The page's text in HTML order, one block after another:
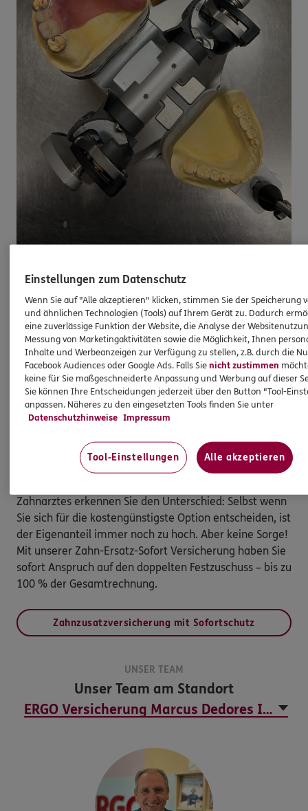
Sofortschutz
Entdecken Sie die Vorteile einer
Zahnzusatzversicherung mit Sofortschutz. Bei uns
erhalten Sie Leistungen ohne lästige Wartezeiten –
sogar bei laufenden Behandlungen. Stellen Sie sich vor:
Ihre Krankenkasse zahlt nur einen begrenzten Betrag
für Kronen, Brücken, Prothesen und
implantatgetragenen Zahnersatz. Doch mit unserer
Leistungen für Sie. Das bedeutet, Ihr Eigenanteil wird
erheblich reduziert oder fällt sogar ganz weg. Schon
Zahnarztes erkennen Sie den Unterschied: Selbst wenn
Sie sich für die kostengünstigste Option entscheiden, ist
der Eigenanteil immer noch zu hoch. Aber keine Sorge!
Mit unserer Zahn-Ersatz-Sofort Versicherung haben Sie
sofort Anspruch auf den doppelten Festzuschuss – bis zu
100 % der Gesamtrechnung.
Zahnzusatzversicherung mit Sofortschutz
UNSER TEAM
Unser Team am Standort
Einstellungen zum Datenschutz
Wenn Sie auf "Alle akzeptieren" klicken, stimmen Sie der Speicherung
und ähnlichen Technologien (Tools) auf Ihrem Gerät zu. Dadurch
eine zuverlässige Funktion der Website, die Analyse der
Messung von Marketingaktivitäten sowie die Möglichkeit, Ihnen
Inhalte und Werbeanzeigen zur Verfügung zu stellen, z.B. durch die
Facebook Audiences oder Google Ads. Falls Sienicht zustimmen
keine für Sie maßgeschneiderte Anpassung und Werbung auf dieser
Sie können Ihre Entscheidungen jederzeit über den Button "Tool-
anpassen. Näheres zu den eingesetzten Tools finden Sie unter
Datenschutzhinweise Impressum
Tool-Einstellungen Alle akzeptieren